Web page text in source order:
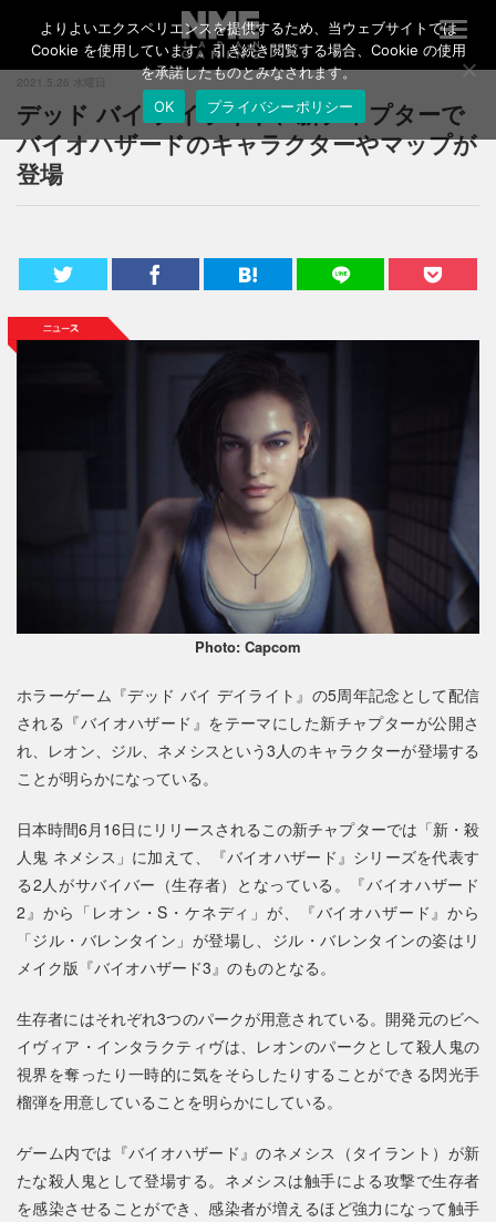
T
o
g
l
e
n
a
n
2021.5.26 水曜日
デッド バイ デイライト、新チャプターで
バイオハザードのキャラクターやマップが
登場
Photo: Capcom
ホラーゲーム『デッド バイ デイライト』の5周年記念として配信
される『バイオハザード』をテーマにした新チャプターが公開さ
れ、レオン、ジル、ネメシスという3人のキャラクターが登場する
ことが明らかになっている。
日本時間6月16日にリリースされるこの新チャプターでは「新・殺
人鬼 ネメシス」に加えて、『バイオハザード』シリーズを代表す
る2人がサバイバー（生存者）となっている。『バイオハザード
2』から「レオン・S・ケネディ」が、『バイオハザード』から
「ジル・バレンタイン」が登場し、ジル・バレンタインの姿はリ
メイク版『バイオハザード3』のものとなる。
生存者にはそれぞれ3つのパークが用意されている。開発元のビヘ
イヴィア・インタラクティヴは、レオンのパークとして殺人鬼の
視界を奪ったり一時的に気をそらしたりすることができる閃光手
榴弾を用意していることを明らかにしている。
ゲーム内では『バイオハザード』のネメシス（タイラント）が新
たな殺人鬼として登場する。ネメシスは触手による攻撃で生存者
を感染させることができ、感染者が増えるほど強力になって触手
よりよいエクスペリエンスを提供するため、当ウェブサイトでは
Cookie を使用しています。引き続き閲覧する場合、Cookie の使用
を承諾したものとみなされます。
OK
プライバシーポリシー